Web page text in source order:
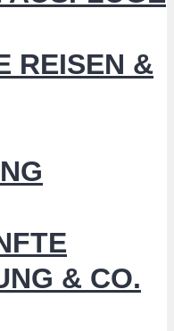
REISEN &
& CO.